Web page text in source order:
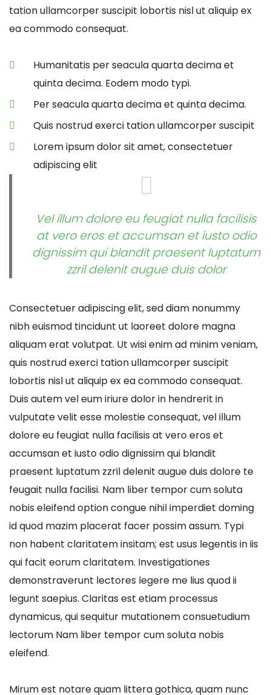
tation ullamcorper suscipit lobortis nisl ut aliquip ex
ea commodo consequat.
Humanitatis per seacula quarta decima et
quinta decima. Eodem modo typi.
Per seacula quarta decima et quinta decima.
Quis nostrud exerci tation ullamcorper suscipit
Lorem ipsum dolor sit amet, consectetuer
adipiscing elit
Vel illum dolore eu feugiat nulla facilisis
at vero eros et accumsan et iusto odio
dignissim qui blandit praesent luptatum
zzril delenit augue duis dolor
Consectetuer adipiscing elit, sed diam nonummy
nibh euismod tincidunt ut laoreet dolore magna
aliquam erat volutpat. Ut wisi enim ad minim veniam,
quis nostrud exerci tation ullamcorper suscipit
lobortis nisl ut aliquip ex ea commodo consequat.
Duis autem vel eum iriure dolor in hendrerit in
vulputate velit esse molestie consequat, vel illum
dolore eu feugiat nulla facilisis at vero eros et
accumsan et iusto odio dignissim qui blandit
praesent luptatum zzril delenit augue duis dolore te
feugait nulla facilisi. Nam liber tempor cum soluta
nobis eleifend option congue nihil imperdiet doming
id quod mazim placerat facer possim assum. Typi
non habent claritatem insitam; est usus legentis in iis
qui facit eorum claritatem. Investigationes
demonstraverunt lectores legere me lius quod ii
legunt saepius. Claritas est etiam processus
dynamicus, qui sequitur mutationem consuetudium
lectorum Nam liber tempor cum soluta nobis
eleifend.
Mirum est notare quam littera gothica, quam nunc